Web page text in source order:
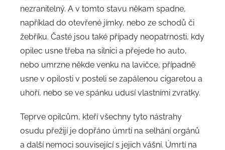
nezranitelný. A v tomto stavu někam spadne,
například do otevřené jímky, nebo ze schodů či
žebříku. Časté jsou také případy neopatrnosti, kdy
opilec usne třeba na silnici a přejede ho auto,
nebo umrzne někde venku na lavičce, případně
usne v opilosti v posteli se zapálenou cigaretou a
uhoří, nebo se ve spánku udusí vlastními zvratky.
Teprve opilcům, kteří všechny tyto nástrahy
osudu přežijí je dopřáno úmrtí na selhání orgánů
a další nemoci související s jejich vášní. Úmrtí na